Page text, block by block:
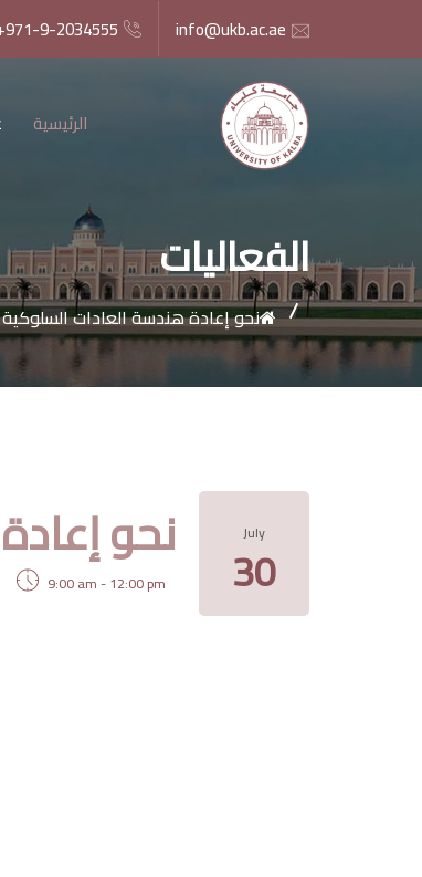
info@ukb.ac.ae
9-2034555
الرئيسية
الفعاليات
نحو إعادة هندسة العادات
July
30 نحو
9:00 am - 12:00 pm